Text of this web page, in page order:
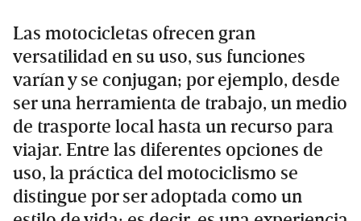
Las motocicletas ofrecen gran
versatilidad en su uso, sus funciones
varían y se conjugan; por ejemplo, desde
ser una herramienta de trabajo, un medio
de trasporte local hasta un recurso para
viajar. Entre las diferentes opciones de
uso, la práctica del motociclismo se
distingue por ser adoptada como un